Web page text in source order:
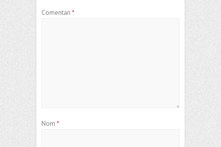
Comentari *
Nom *